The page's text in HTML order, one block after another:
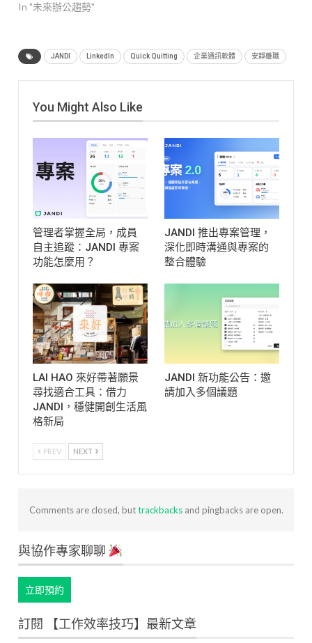
In "未來辦公趨勢"
JANDI LinkedIn Quick Quitting 企業通訊軟體 安靜離職
You Might Also Like
管理者掌握全局，成員
自主追蹤：JANDI 專案
功能怎麼用？
JANDI 推出專案管理，
深化即時溝通與專案的
整合體驗
LAI HAO 來好帶著願景
尋找適合工具：借力
JANDI，穩健開創生活風
格新局
JANDI 新功能公告：邀
請加入多個議題
PREV NEXT
Comments are closed, buttrackbacksand pingbacks are open.
與協作專家聊聊
立即預約
訂閱 【工作效率技巧】最新文章